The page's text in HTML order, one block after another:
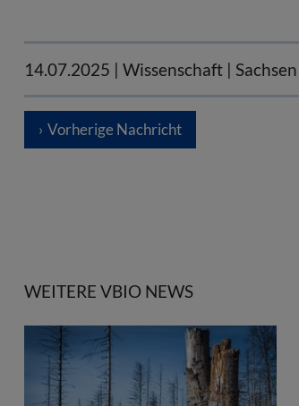
14.07.2025 | Wissenschaft | Sachsen
Vorherige Nachricht
WEITERE VBIO NEWS